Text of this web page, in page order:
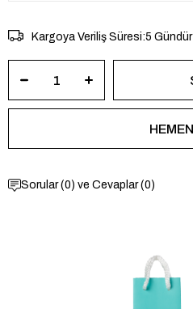
Kargoya Veriliş Süresi:5 Gündür
Sorular (0) ve Cevaplar (0)